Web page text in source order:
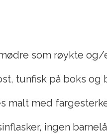
som røykte og/
tunfisk på boks
malt med
ingen